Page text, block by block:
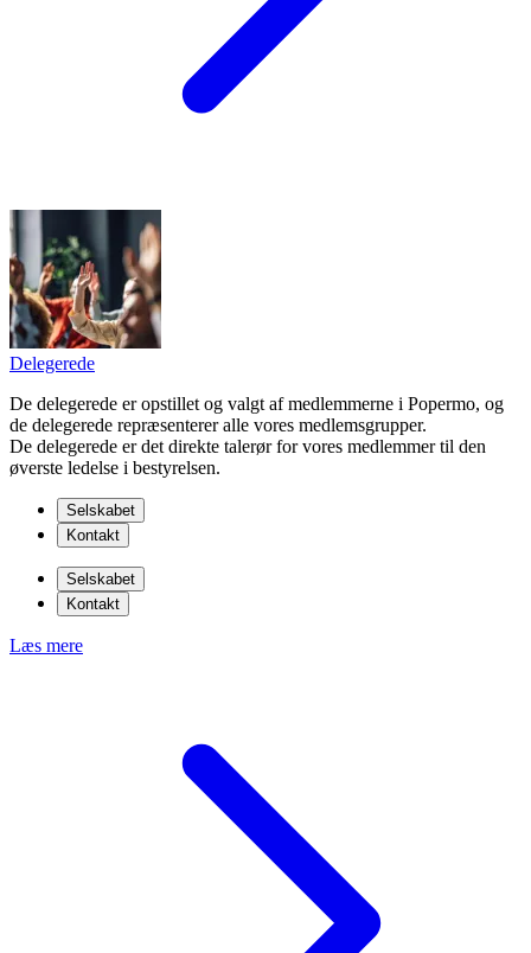
Delegerede
De delegerede er opstillet og valgt af medlemmerne i Popermo, og
de delegerede repræsenterer alle vores medlemsgrupper.
De delegerede er det direkte talerør for vores medlemmer til den
øverste ledelse i bestyrelsen.
Selskabet
Kontakt
Selskabet
Kontakt
Læs mere